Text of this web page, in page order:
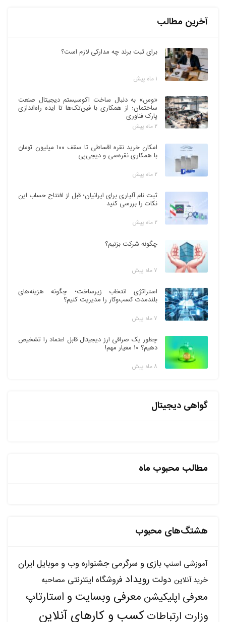
آخرین مطالب
برای ثبت برند چه مدارکی لازم است؟
۱ ماه پیش
«وس» به دنبال ساخت اکوسیستم دیجیتال صنعت
ساختمان؛ از همکاری با فین‌تک‌ها تا ایده راه‌اندازی
پارک فناوری
۲ ماه پیش
امکان خرید نقره اقساطی تا سقف ۱۰۰ میلیون تومان
با همکاری نقره‌سی و دیجی‌پی
۲ ماه پیش
ثبت نام آلپاری برای ایرانیان؛ قبل از افتتاح حساب این
نکات را بررسی کنید
۲ ماه پیش
چگونه شرکت بزنیم؟
۷ ماه پیش
استراتژی انتخاب زیرساخت؛ چگونه هزینه‌های
بلندمدت کسب‌وکار را مدیریت کنیم؟
۷ ماه پیش
چطور یک صرافی ارز دیجیتال قابل اعتماد را تشخیص
دهیم؟ ۱۰ معیار مهم!
۸ ماه پیش
گواهی دیجیتال
مطالب محبوب ماه
هشتگ‌های محبوب
آموزشی اسنپ بازی و سرگرمی جشنواره وب و موبایل ایران
خرید آنلاین دولت رویداد فروشگاه اینترنتی مصاحبه
معرفی اپلیکیشن معرفی وبسایت و استارتاپ
وزارت ارتباطاتکسب و کارهای آنلاین